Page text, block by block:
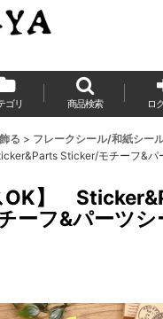
ゴリ 商品検索 ロ
る > フレークシール/和紙シー
Sticker/モチーフ&
OK】
ーフ&パーツ